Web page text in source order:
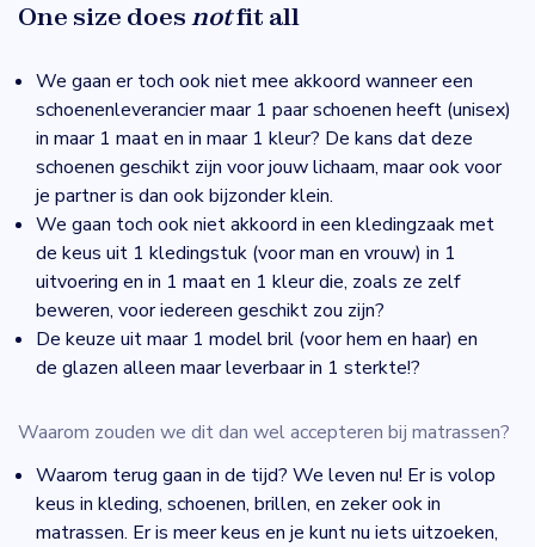
One size does notfit all
We gaan er toch ook niet mee akkoord wanneer een
schoenenleverancier maar 1 paar schoenen heeft (unisex)
in maar 1 maat en in maar 1 kleur? De kans dat deze
schoenen geschikt zijn voor jouw lichaam, maar ook voor
je partner is dan ook bijzonder klein.
We gaan toch ook niet akkoord in een kledingzaak met
de keus uit 1 kledingstuk (voor man en vrouw) in 1
uitvoering en in 1 maat en 1 kleur die, zoals ze zelf
beweren, voor iedereen geschikt zou zijn?
De keuze uit maar 1 model bril (voor hem en haar) en
de glazen alleen maar leverbaar in 1 sterkte!?
Waarom zouden we dit dan wel accepteren bij matrassen?
Waarom terug gaan in de tijd? We leven nu! Er is volop
keus in kleding, schoenen, brillen, en zeker ook in
matrassen. Er is meer keus en je kunt nu iets uitzoeken,